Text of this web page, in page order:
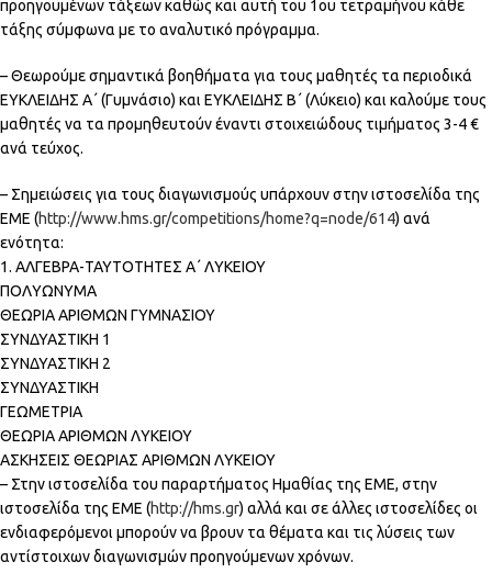
προηγουμένων τάξεων καθώς και αυτή του 1ου τετραμήνου κάθε
τάξης σύμφωνα με το αναλυτικό πρόγραμμα.
– Θεωρούμε σημαντικά βοηθήματα για τους μαθητές τα περιοδικά
ΕΥΚΛΕΙΔΗΣ Α΄ (Γυμνάσιο) και ΕΥΚΛΕΙΔΗΣ Β΄ (Λύκειο) και καλούμε τους
μαθητές να τα προμηθευτούν έναντι στοιχειώδους τιμήματος 3-4 €
ανά τεύχος.
– Σημειώσεις για τους διαγωνισμούς υπάρχουν στην ιστοσελίδα της
ΕΜΕ (http://www.hms.gr/competitions/home?q=node/614) ανά
ενότητα:
1. ΑΛΓΕΒΡΑ-ΤΑΥΤΟΤΗΤΕΣ Α΄ ΛΥΚΕΙΟΥ
ΠΟΛΥΩΝΥΜΑ
ΘΕΩΡΙΑ ΑΡΙΘΜΩΝ ΓΥΜΝΑΣΙΟΥ
ΣΥΝΔΥΑΣΤΙΚΗ 1
ΣΥΝΔΥΑΣΤΙΚΗ 2
ΣΥΝΔΥΑΣΤΙΚΗ
ΓΕΩΜΕΤΡΙΑ
ΘΕΩΡΙΑ ΑΡΙΘΜΩΝ ΛΥΚΕΙΟΥ
ΑΣΚΗΣΕΙΣ ΘΕΩΡΙΑΣ ΑΡΙΘΜΩΝ ΛΥΚΕΙΟΥ
– Στην ιστοσελίδα του παραρτήματος Ημαθίας της ΕΜΕ, στην
ιστοσελίδα της ΕΜΕ (http://hms.gr) αλλά και σε άλλες ιστοσελίδες οι
ενδιαφερόμενοι μπορούν να βρουν τα θέματα και τις λύσεις των
αντίστοιχων διαγωνισμών προηγούμενων χρόνων.